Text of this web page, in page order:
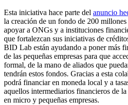
Esta iniciativa hace parte del anuncio
la creación de un fondo de 200 millones
apoyar a ONGs y a instituciones
que fortalezcan sus iniciativas de
BID Lab están ayudando a poner más
de las pequeñas empresas para que
formal, de la mano de aliados que
tendrán estos fondos. Gracias a esta
podrá financiar en moneda local y a
aquellos intermediarios financieros de
en micro y pequeñas empresas.